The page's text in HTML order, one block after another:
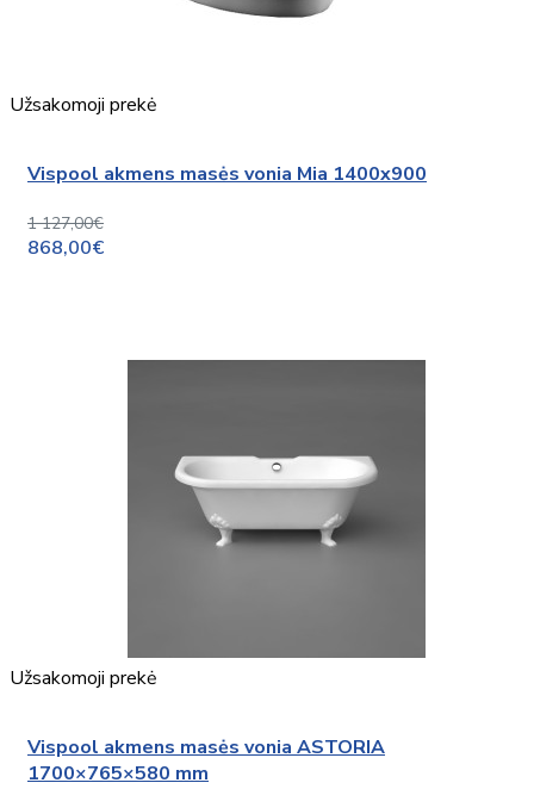
Užsakomoji prekė
Vispool akmens masės vonia Mia 1400x900
1 127,00€
868,00€
Užsakomoji prekė
Vispool akmens masės vonia ASTORIA
1700×765×580 mm